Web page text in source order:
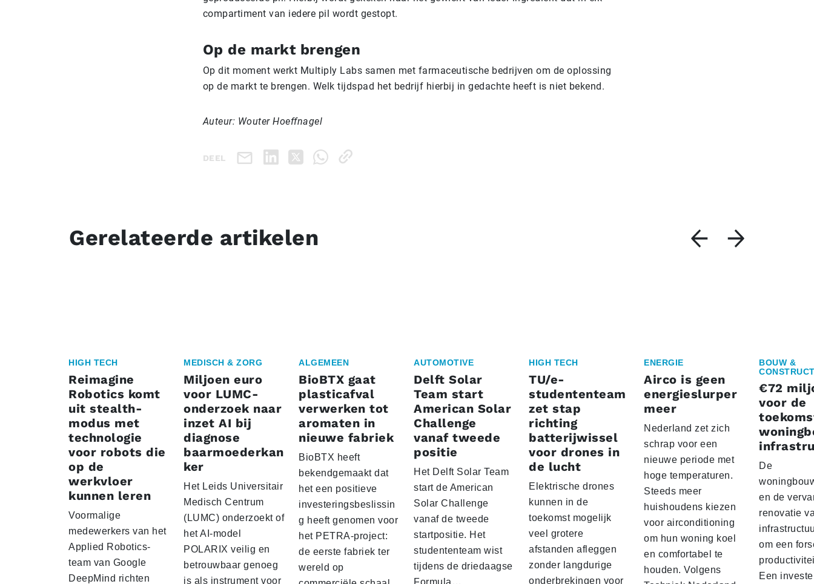
compartiment van iedere pil wordt gestopt.
Op de markt brengen
Op dit moment werkt Multiply Labs samen met farmaceutische bedrijven om de oplossing
op de markt te brengen. Welk tijdspad het bedrijf hierbij in gedachte heeft is niet bekend.
Auteur: Wouter Hoeffnagel
DEEL
Gerelateerde artikelen
HIGH TECH
Reimagine
Robotics komt
uit stealth-
modus met
technologie
voor robots die
op de
werkvloer
kunnen leren
Voormalige
medewerkers van het
Applied Robotics-
team van Google
DeepMind richten
MEDISCH & ZORG
Miljoen euro
voor LUMC-
onderzoek naar
inzet AI bij
diagnose
baarmoederkan
ker
Het Leids Universitair
Medisch Centrum
(LUMC) onderzoekt of
het AI-model
POLARIX veilig en
betrouwbaar genoeg
is als instrument voor
ALGEMEEN
BioBTX gaat
plasticafval
verwerken tot
aromaten in
nieuwe fabriek
BioBTX heeft
bekendgemaakt dat
het een positieve
investeringsbeslissin
g heeft genomen voor
het PETRA-project:
de eerste fabriek ter
wereld op
AUTOMOTIVE
Delft Solar
Team start
American Solar
Challenge
vanaf tweede
positie
Het Delft Solar Team
start de American
Solar Challenge
vanaf de tweede
startpositie. Het
studententeam wist
tijdens de driedaagse
HIGH TECH
TU/e-
studententeam
zet stap
richting
batterijwissel
voor drones in
de lucht
Elektrische drones
kunnen in de
toekomst mogelijk
veel grotere
afstanden afleggen
zonder langdurige
onderbrekingen voor
ENERGIE
Airco is geen
energieslurper
meer
Nederland zet zich
schrap voor een
nieuwe periode met
hoge temperaturen.
Steeds meer
huishoudens kiezen
voor airconditioning
om hun woning koel
en comfortabel te
houden. Volgens
BOUW &
€72
voor de
De
en de
renovatie
om een
Een